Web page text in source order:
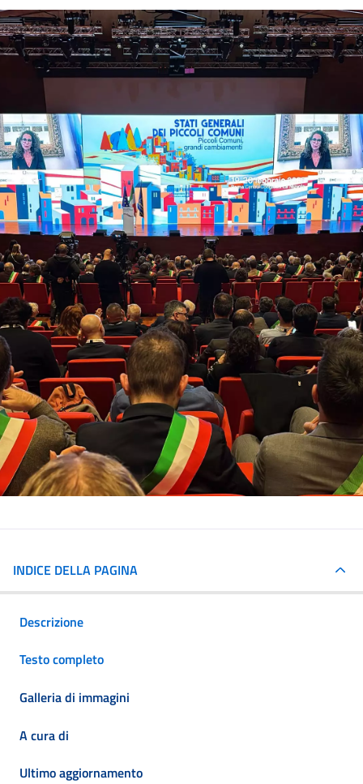
INDICE DELLA PAGINA
Descrizione
Testo completo
Galleria di immagini
A cura di
Ultimo aggiornamento